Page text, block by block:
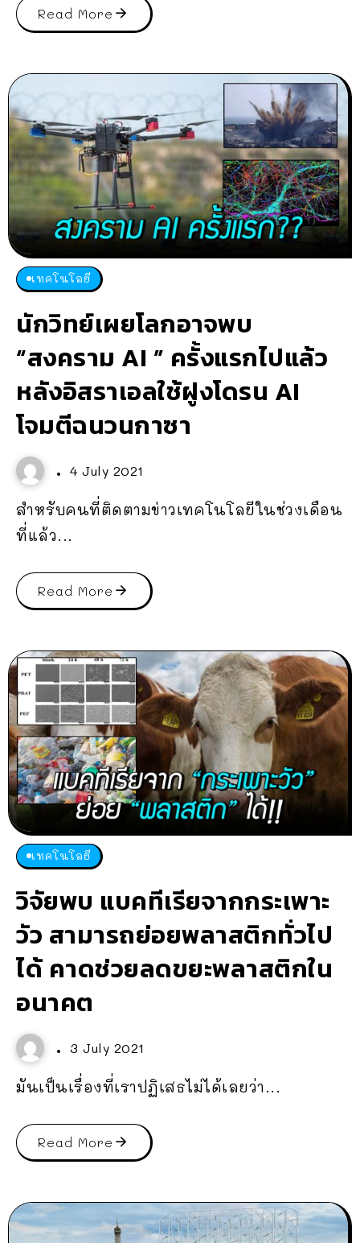
Read More
เทคโนโลยี
นักวิทย์เผยโลกอาจพบ
“สงคราม AI ” ครั้งแรกไปแล้ว
หลังอิสราเอลใช้ฝูงโดรน AI
โจมตีฉนวนกาซา
4 July 2021
สำหรับคนที่ติดตามข่าวเทคโนโลยีในช่วงเดือน
ที่แล้ว...
Read More
เทคโนโลยี
วิจัยพบ แบคทีเรียจากกระเพาะ
วัว สามารถย่อยพลาสติกทั่วไป
ได้ คาดช่วยลดขยะพลาสติกใน
อนาคต
3 July 2021
มันเป็นเรื่องที่เราปฏิเสธไม่ได้เลยว่า...
Read More